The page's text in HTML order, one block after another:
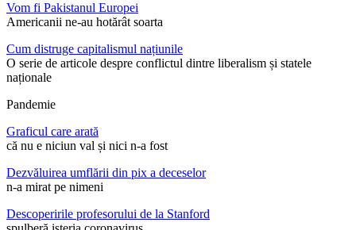
Vom fi Pakistanul Europei
Americanii ne-au hotărât soarta
Cum distruge capitalismul națiunile
O serie de articole despre conflictul dintre liberalism și statele
naționale
Pandemie
Graficul care arată
că nu e niciun val și nici n-a fost
Dezvăluirea umflării din pix a deceselor
n-a mirat pe nimeni
Descoperirile profesorului de la Stanford